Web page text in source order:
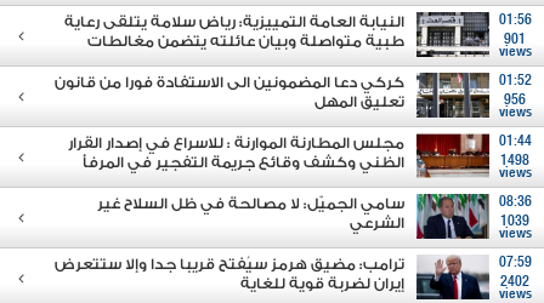
01:56
901
views
النيابة العامة التمييزية: رياض سلامة يتلقى رعاية
طبية متواصلة وبيان عائلته يتضمن مغالطات
01:52
956
views
كركي دعا المضمونين الى الاستفادة فورا من قانون
تعليق المهل
01:44
1498
views
مجلس المطارنة الموارنة : للاسراع في إصدار القرار
الظني وكشف وقائع جريمة التفجير في المرفأ
08:36
1039
views
سامي الجميّل: لا مصالحة في ظل السلاح غير
الشرعي
07:59
2402
views
ترامب: مضيق هرمز سيُفتح قريبا جدا وإلا ستتعرض
إيران لضربة قوية للغاية